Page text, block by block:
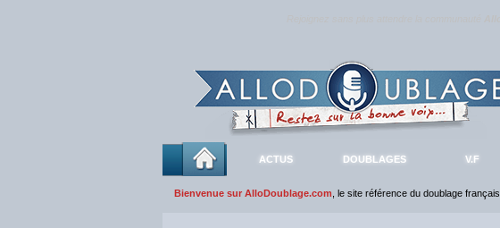
ACTUS DOUBLAGES V.F
Bienvenue sur AlloDoublage.com , le site référence du doublage français.